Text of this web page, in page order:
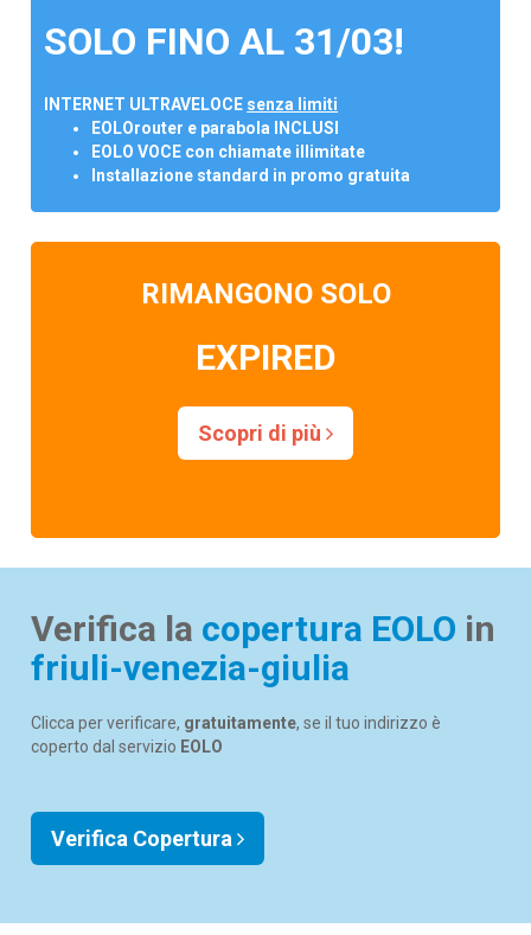
SOLO FINO AL 31/03!
INTERNET ULTRAVELOCE senza limiti
EOLOrouter e parabola INCLUSI
EOLO VOCE con chiamate illimitate
Installazione standard in promo gratuita
RIMANGONO SOLO
EXPIRED
Scopri di più
Verifica la copertura EOLO in
friuli-venezia-giulia
Clicca per verificare, gratuitamente, se il tuo indirizzo è
coperto dal servizio EOLO
Verifica Copertura